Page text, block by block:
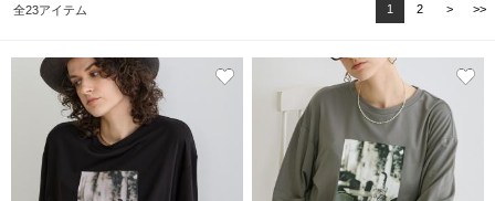
全23アイテム 1 2 > >>